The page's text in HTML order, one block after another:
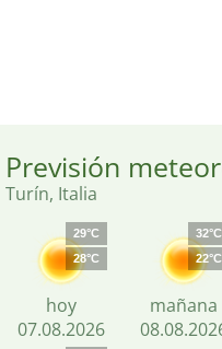
Previsión
Turín, Italia
29°C
28°C
hoy
07.08.2026
32°C
22°C
mañana